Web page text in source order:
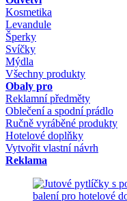
Kosmetika
Levandule
Šperky
Svíčky
Mýdla
Všechny produkty
Obaly pro
Reklamní předměty
Oblečení a spodní prádlo
Ručně vyráběné produkty
Hotelové doplňky
Vytvořit vlastní návrh
Reklama